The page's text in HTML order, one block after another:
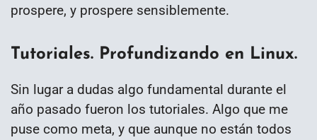
prospere, y prospere sensiblemente.
Tutoriales. Profundizando en Linux.
Sin lugar a dudas algo fundamental durante el
año pasado fueron los tutoriales. Algo que me
puse como meta, y que aunque no están todos